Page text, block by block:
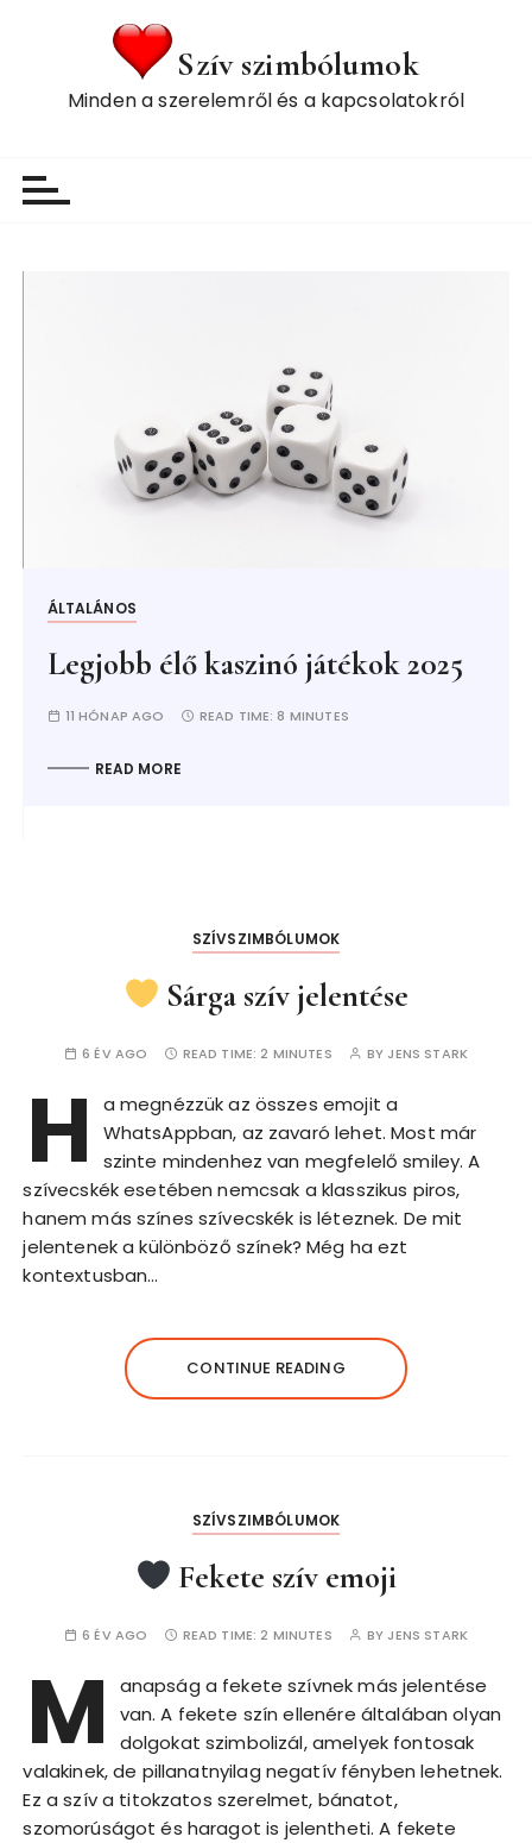
Szív szimbólumok
Minden a szerelemről és a kapcsolatokról
ÁLTALÁNOS
Legjobb élő kaszinó játékok 2025
11 HÓNAP AGO READ TIME:8 MINUTES
READ MORE
SZÍVSZIMBÓLUMOK
Sárga szív jelentése
6 ÉV AGO READ TIME:2 MINUTES BY JENS STARK
H
a megnézzük az összes emojit a
WhatsAppban, az zavaró lehet. Most már
szinte mindenhez van megfelelő smiley. A
szívecskék esetében nemcsak a klasszikus piros,
hanem más színes szívecskék is léteznek. De mit
jelentenek a különböző színek? Még ha ezt
kontextusban…
CONTINUE READING
SZÍVSZIMBÓLUMOK
Fekete szív emoji
6 ÉV AGO READ TIME:2 MINUTES BY JENS STARK
M
anapság a fekete szívnek más jelentése
van. A fekete szín ellenére általában olyan
dolgokat szimbolizál, amelyek fontosak
valakinek, de pillanatnyilag negatív fényben lehetnek.
Ez a szív a titokzatos szerelmet, bánatot,
szomorúságot és haragot is jelentheti. A fekete